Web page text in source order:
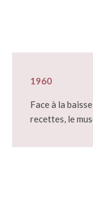
1960
Face à la
recettes, le